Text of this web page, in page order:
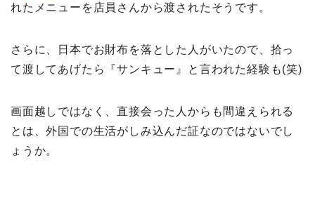
れたメニューを店員さんから渡されたそうです。
さらに、日本でお財布を落とした人がいたので、拾っ
て渡してあげたら『サンキュー』と言われた経験も(笑)
画面越しではなく、直接会った人からも間違えられる
とは、外国での生活がしみ込んだ証なのではないでし
ょうか。